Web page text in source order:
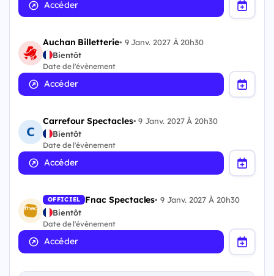
Accéder
Auchan Billetterie• 9 Janv. 2027 À 20h30
Bientôt
Date de l'évènement
Accéder
Carrefour Spectacles•9 Janv. 2027 À 20h30
Bientôt
Date de l'évènement
Accéder
OFFICIEL Fnac Spectacles•9 Janv. 2027 À 20h30
Bientôt
Date de l'évènement
Accéder